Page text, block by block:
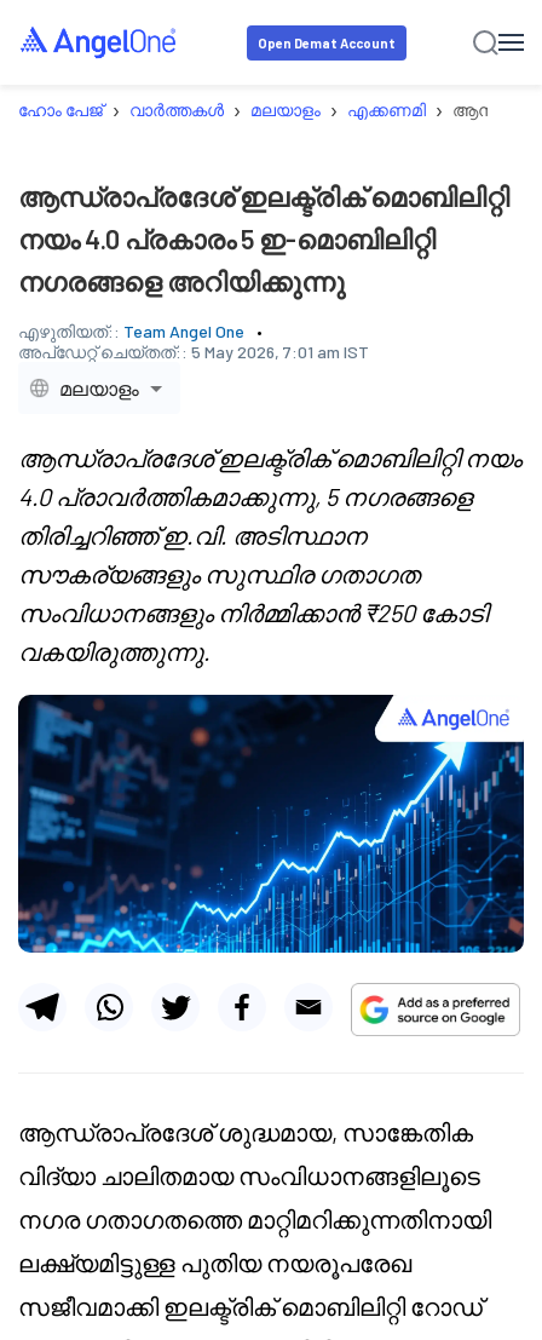
Open Demat Account
ഹോം പേജ് › വാർത്തകൾ › മലയാളം › എക്കണമി ›
ആന്ധ്രാപ്രദേശ് ഇലക്ട്രിക് മൊബിലിറ്റി
നയം 4.0 പ്രകാരം 5 ഇ-മൊബിലിറ്റി
നഗരങ്ങളെ അറിയിക്കുന്നു
എഴുതിയത്:: Team Angel One
അപ്‌ഡേറ്റ് ചെയ്തത്:: 5 May 2026, 7:01 am IST
മലയാളം
ആന്ധ്രാപ്രദേശ് ഇലക്ട്രിക് മൊബിലിറ്റി നയം
4.0 പ്രാവർത്തികമാക്കുന്നു, 5 നഗരങ്ങളെ
തിരിച്ചറിഞ്ഞ് ഇ.വി. അടിസ്ഥാന
സൗകര്യങ്ങളും സുസ്ഥിര ഗതാഗത
സംവിധാനങ്ങളും നിർമ്മിക്കാൻ ₹250 കോടി
വകയിരുത്തുന്നു.
ആന്ധ്രാപ്രദേശ് ശുദ്ധമായ, സാങ്കേതിക
വിദ്യാ ചാലിതമായ സംവിധാനങ്ങളിലൂടെ
നഗര ഗതാഗതത്തെ മാറ്റിമറിക്കുന്നതിനായി
ലക്ഷ്യമിട്ടുള്ള പുതിയ നയരൂപരേഖ
സജീവമാക്കി ഇലക്ട്രിക് മൊബിലിറ്റി റോഡ്